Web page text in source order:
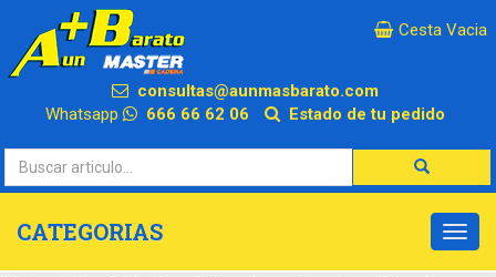
×
Cesta Vacia
consultas@aunmasbarato.com
Whatsapp
666 66 62 06 Estado de tu pedido
CATEGORIAS